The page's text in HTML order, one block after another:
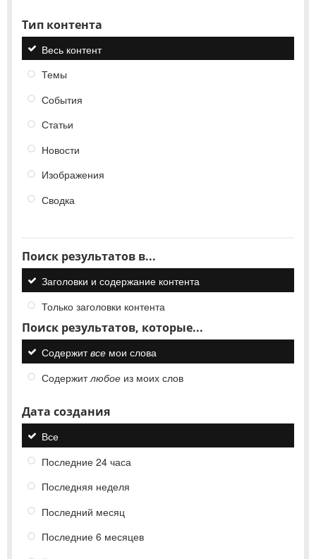
Тип контента
Весь контент
Темы
События
Статьи
Новости
Изображения
Сводка
Поиск результатов в...
Заголовки и содержание контента
Только заголовки контента
Поиск результатов, которые...
Содержитвсе мои слова
Содержитлюбое из моих слов
Дата создания
Все
Последние 24 часа
Последняя неделя
Последний месяц
Последние 6 месяцев